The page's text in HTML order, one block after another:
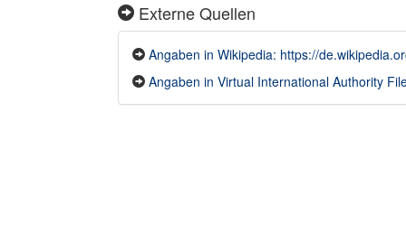
Externe Quellen
Angaben in Wikipedia: https://
Angaben in Virtual International Authority